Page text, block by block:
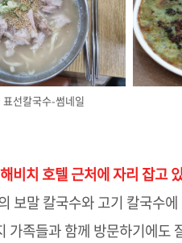
표선칼국수-썸네일
비치 호텔 근처에 자리 잡고
보말 칼국수와 고기 칼국수
족들과 함께 방문하기에도